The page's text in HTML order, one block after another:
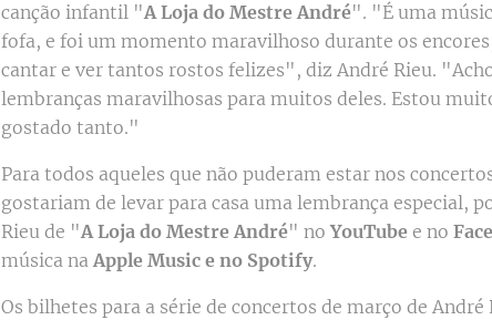
canção infantil "A Loja do Mestre André". "É uma
fofa, e foi um momento maravilhoso durante os
cantar e ver tantos rostos felizes", diz André Rieu.
lembranças maravilhosas para muitos deles. Estou
gostado tanto."
Para todos aqueles que não puderam estar nos
gostariam de levar para casa uma lembrança especial,
Rieu de "A Loja do Mestre André" noYouTube e no
música naApple Music e no Spotify.
Os bilhetes para a série de concertos de março de